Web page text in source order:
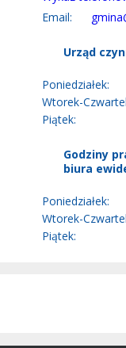
Email:
Urząd
Poniedziałek:
Wtorek-
Piątek:
Godziny
biura
Poniedziałek:
Wtorek-
Piątek: